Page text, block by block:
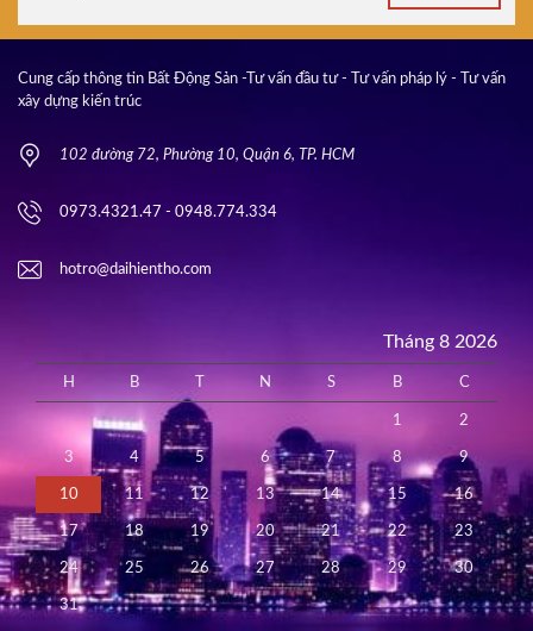
Cung cấp thông tin Bất Động Sản -Tư vấn đầu tư - Tư vấn pháp lý - Tư vấn
xây dựng kiến trúc
102 đường 72, Phường 10, Quận 6, TP. HCM
0973.4321.47 - 0948.774.334
hotro@daihientho.com
Tháng 8 2026
H B N S B C
1 2
3 4 5 6 7 8 9
10 11 12 13 14 15 16
17 18 19 20 21 22 23
24 25 26 27 28 29 30
31